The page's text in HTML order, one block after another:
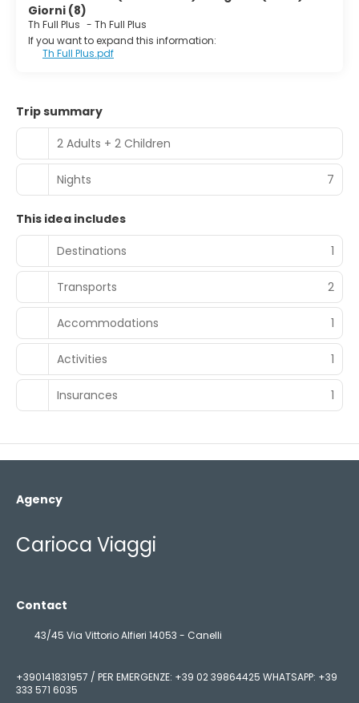
Giorni (8)
Th Full Plus - Th Full Plus
If you want to expand this information:
Th Full Plus.pdf
Trip summary
2 Adults + 2 Children
Nights 7
This idea includes
Destinations
1
Transports 2
Accommodations 1
Activities 1
Insurances 1
Agency
Carioca Viaggi
Contact
43/45 Via Vittorio Alfieri 14053 - Canelli
+390141831957 / PER EMERGENZE: +39 02 39864425 WHATSAPP: +39
333 571 6035